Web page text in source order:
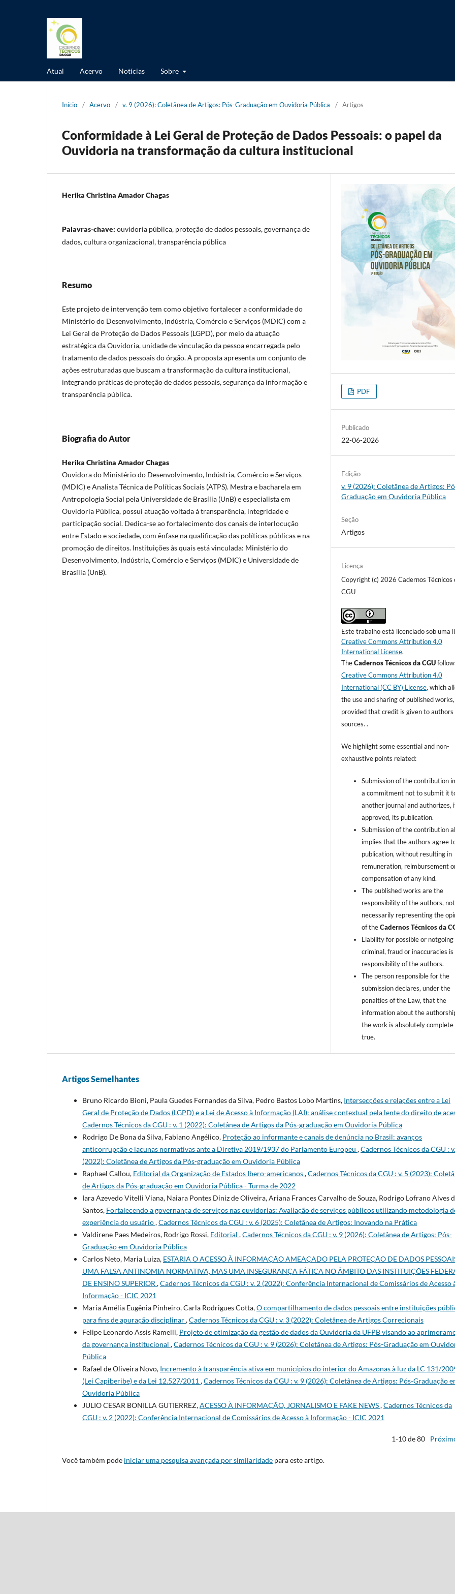
Atual Acervo Notícias Sobre
Início / Acervo / v. 9 (2026): Coletânea de Artigos: Pós-Graduação em Ouvidoria Pública / Artigos
Conformidade à Lei Geral de Proteção de Dados Pessoais: o papel da
Ouvidoria na transformação da cultura institucional
Herika Christina Amador Chagas
Palavras-chave: ouvidoria pública, proteção de dados pessoais, governança de
dados, cultura organizacional, transparência pública
Resumo
Este projeto de intervenção tem como objetivo fortalecer a conformidade do
Ministério do Desenvolvimento, Indústria, Comércio e Serviços (MDIC) com a
Lei Geral de Proteção de Dados Pessoais (LGPD), por meio da atuação
estratégica da Ouvidoria, unidade de vinculação da pessoa encarregada pelo
tratamento de dados pessoais do órgão. A proposta apresenta um conjunto de
ações estruturadas que buscam a transformação da cultura institucional,
integrando práticas de proteção de dados pessoais, segurança da informação e
transparência pública.
Biografia do Autor
Herika Christina Amador Chagas
Ouvidora do Ministério do Desenvolvimento, Indústria, Comércio e Serviços
(MDIC) e Analista Técnica de Políticas Sociais (ATPS). Mestra e bacharela em
Antropologia Social pela Universidade de Brasília (UnB) e especialista em
Ouvidoria Pública, possui atuação voltada à transparência, integridade e
participação social. Dedica-se ao fortalecimento dos canais de interlocução
entre Estado e sociedade, com ênfase na qualificação das políticas públicas e na
promoção de direitos. Instituições às quais está vinculada: Ministério do
Desenvolvimento, Indústria, Comércio e Serviços (MDIC) e Universidade de
Brasília (UnB).
PDF
Publicado
22-06-2026
Edição
v. 9 (2026): Coletânea de Artigos:
Graduação em Ouvidoria Pública
Seção
Artigos
Licença
Copyright (c) 2026 Cadernos Técnicos
CGU
Este trabalho está licenciado sob uma
Creative Commons Attribution 4.0
International License.
TheCadernos Técnicos da CGU
Creative Commons Attribution 4.0
International (CC BY) License, which
the use and sharing of published works,
provided that credit is given to authors
sources. .
We highlight some essential and non-
exhaustive points related:
Submission of the contribution
a commitment not to submit it
another journal and authorizes,
approved, its publication.
Submission of the contribution
implies that the authors agree
publication, without resulting in
remuneration, reimbursement
compensation of any kind.
The published works are the
responsibility of the authors, not
necessarily representing the
of theCadernos Técnicos da
Liability for possible or notgoing
criminal, fraud or inaccuracies
responsibility of the authors.
The person responsible for the
submission declares, under the
penalties of the Law, that the
information about the
the work is absolutely complete
true.
Artigos Semelhantes
Bruno Ricardo Bioni, Paula Guedes Fernandes da Silva, Pedro Bastos Lobo Martins, Intersecções e relações entre a Lei
Geral de Proteção de Dados (LGPD) e a Lei de Acesso à Informação (LAI): análise contextual pela lente do direito de
Cadernos Técnicos da CGU : v. 1 (2022): Coletânea de Artigos da Pós-graduação em Ouvidoria Pública
Rodrigo De Bona da Silva, Fabiano Angélico, Proteção ao informante e canais de denúncia no Brasil: avanços
anticorrupção e lacunas normativas ante a Diretiva 2019/1937 do Parlamento Europeu ,Cadernos Técnicos da CGU :
(2022): Coletânea de Artigos da Pós-graduação em Ouvidoria Pública
Raphael Callou, Editorial da Organização de Estados Ibero-americanos,Cadernos Técnicos da CGU : v. 5 (2023):
de Artigos da Pós-graduação em Ouvidoria Pública - Turma de 2022
Iara Azevedo Vitelli Viana, Naiara Pontes Diniz de Oliveira, Ariana Frances Carvalho de Souza, Rodrigo Lofrano Alves
Santos, Fortalecendo a governança de serviços nas ouvidorias: Avaliação de serviços públicos utilizando metodologia
experiência do usuário,Cadernos Técnicos da CGU : v. 6 (2025): Coletânea de Artigos: Inovando na Prática
Valdirene Paes Medeiros, Rodrigo Rossi, Editorial ,Cadernos Técnicos da CGU : v. 9 (2026): Coletânea de Artigos: Pós-
Graduação em Ouvidoria Pública
Carlos Neto, Maria Luiza, ESTARIA O ACESSO À INFORMAÇÃO AMEAÇADO PELA PROTEÇÃO DE DADOS
UMA FALSA ANTINOMIA NORMATIVA, MAS UMA INSEGURANÇA FÁTICA NO ÂMBITO DAS INSTITUIÇÕES
DE ENSINO SUPERIOR ,Cadernos Técnicos da CGU : v. 2 (2022): Conferência Internacional de Comissários de Acesso
Informação - ICIC 2021
Maria Amélia Eugênia Pinheiro, Carla Rodrigues Cotta,O compartilhamento de dados pessoais entre instituições
para fins de apuração disciplinar,Cadernos Técnicos da CGU : v. 3 (2022): Coletânea de Artigos Correcionais
Felipe Leonardo Assis Ramelli, Projeto de otimização da gestão de dados da Ouvidoria da UFPB visando ao
da governança institucional ,Cadernos Técnicos da CGU : v. 9 (2026): Coletânea de Artigos: Pós-Graduação em
Pública
Rafael de Oliveira Novo, Incremento à transparência ativa em municípios do interior do Amazonas à luz da LC 131/
(Lei Capiberibe) e da Lei 12.527/2011 ,Cadernos Técnicos da CGU : v. 9 (2026): Coletânea de Artigos: Pós-Graduação
Ouvidoria Pública
JULIO CESAR BONILLA GUTIERREZ,ACESSO À INFORMAÇÃO, JORNALISMO E FAKE NEWS,Cadernos Técnicos da
CGU : v. 2 (2022): Conferência Internacional de Comissários de Acesso à Informação - ICIC 2021
1-10 de 80
Você também pode iniciar uma pesquisa avançada por similaridade para este artigo.